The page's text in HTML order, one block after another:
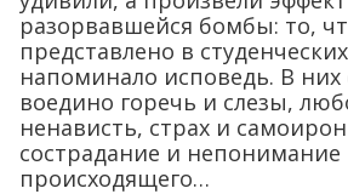
разорвавшейся бомбы: то,
представлено в
напоминало исповедь. В них
воедино горечь и слезы,
ненависть, страх и
сострадание и непонимание
происходящего…